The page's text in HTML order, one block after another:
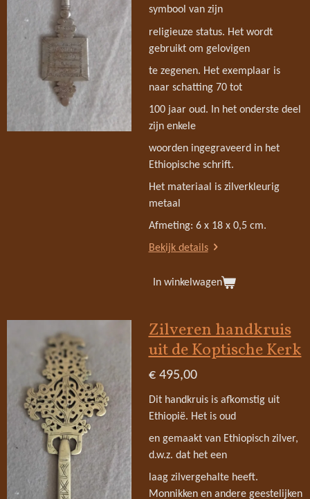
symbool van zijn
religieuze status. Het wordt
gebruikt om gelovigen
te zegenen. Het exemplaar is
naar schatting 70 tot
100 jaar oud. In het onderste deel
zijn enkele
woorden ingegraveerd in het
Ethiopische schrift.
Het materiaal is zilverkleurig
metaal
Afmeting: 6 x 18 x 0,5 cm.
Bekijk details
In winkelwagen
Zilveren handkruis
uit de Koptische Kerk
€ 495,00
Dit handkruis is afkomstig uit
Ethiopië. Het is oud
en gemaakt van Ethiopisch zilver,
d.w.z. dat het een
laag zilvergehalte heeft.
Monnikken en andere geestelijken